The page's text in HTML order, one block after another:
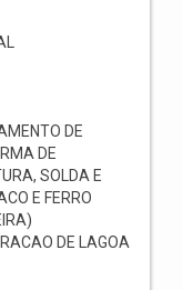
DE
DE
SOLDA E
E FERRO
DE LAGOA